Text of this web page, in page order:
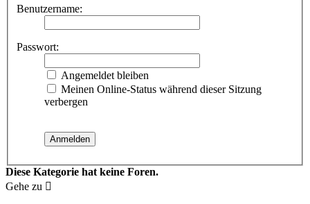
Benutzername:
Passwort:
Angemeldet bleiben
Meinen Online-Status während dieser Sitzung
verbergen
Diese Kategorie hat keine Foren.
Gehe zu